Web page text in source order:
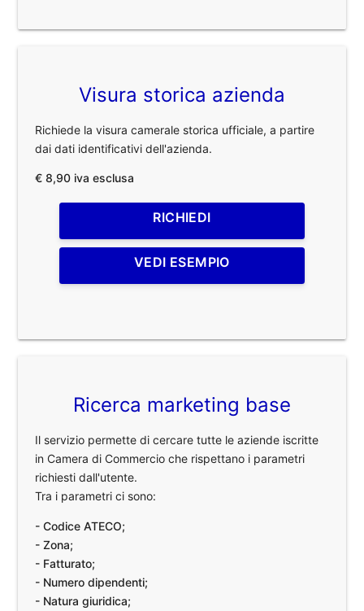
Visura storica azienda
Richiede la visura camerale storica ufficiale, a partire
dai dati identificativi dell'azienda.
€ 8,90 iva esclusa
RICHIEDI
VEDI ESEMPIO
Ricerca marketing base
Il servizio permette di cercare tutte le aziende iscritte
in Camera di Commercio che rispettano i parametri
richiesti dall'utente.
Tra i parametri ci sono:
- Codice ATECO;
- Zona;
- Fatturato;
- Numero dipendenti;
- Natura giuridica;